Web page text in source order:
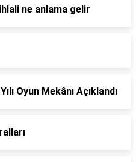
ne anlama gelir
Oyun Mekânı Açıklandı